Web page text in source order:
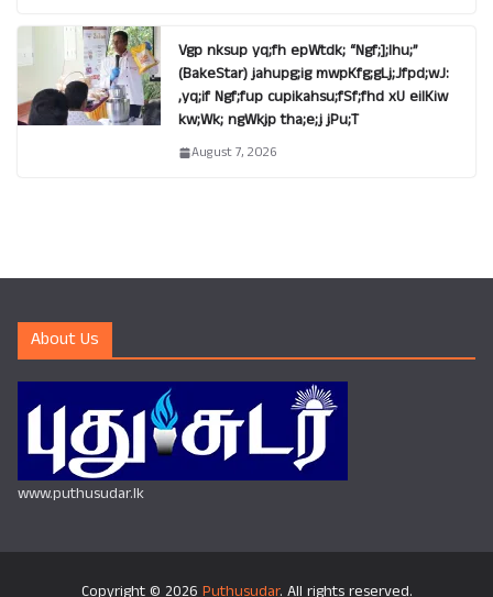
Vgp nksup yq;fh epWtdk; “Ngf;];lhu;”
(BakeStar) jahupg;ig mwpKfg;gLj;Jfpd;wJ:
,yq;if Ngf;fup cupikahsu;fSf;fhd xU eilKiw
kw;Wk; ngWkjp tha;e;j jPu;T
August 7, 2026
About Us
www.puthusudar.lk
Copyright © 2026 Puthusudar. All rights reserved.